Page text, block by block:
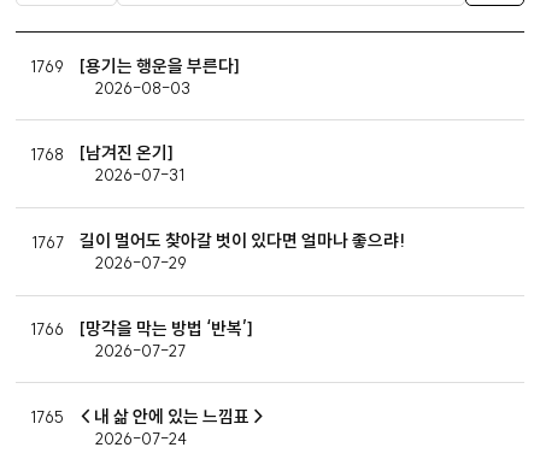
1769 [용기는 행운을 부른다]
2026-08-03
1768 [남겨진 온기]
2026-07-31
1767 길이 멀어도 찾아갈 벗이 있다면 얼마나 좋으랴!
2026-07-29
1766 [망각을 막는 방법 ‘반복’]
2026-07-27
1765 < 내 삶 안에 있는 느낌표 >
2026-07-24